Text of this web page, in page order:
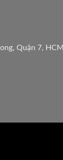
Quận 7, HCM